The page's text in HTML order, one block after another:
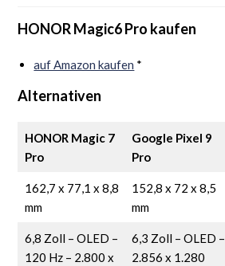
HONOR Magic6 Pro kaufen
auf Amazon kaufen *
Alternativen
HONOR Magic 7
Pro
Google Pixel 9
Pro
162,7 x 77,1 x 8,8
mm
152,8 x 72 x 8,5
mm
6,8 Zoll – OLED –
120 Hz – 2.800 x
6,3 Zoll – OLED –
2.856 x 1.280